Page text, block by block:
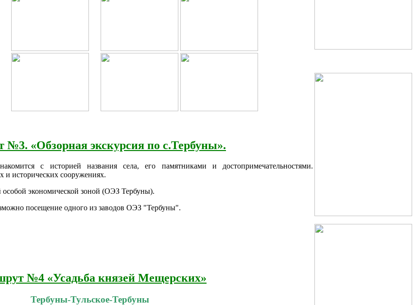
«Обзорная экскурсия по с.Тербуны».
с историей названия села, его памятниками и достопримечательностями.
и исторических сооружениях.
особой экономической зоной (ОЭЗ Тербуны).
посещение одного из заводов ОЭЗ "Тербуны".
№4 «Усадьба князей Мещерских»
Тербуны-Тульское-Тербуны